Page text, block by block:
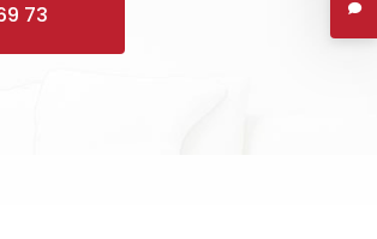
73